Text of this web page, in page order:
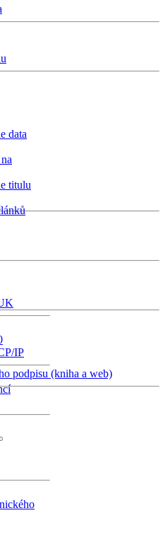
podpisu (kniha a web)
data
titulu
IP